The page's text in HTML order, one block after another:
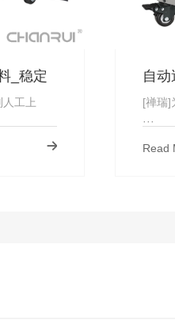
_稳定
工上
自
频_
[禅瑞]
···
Read
呢？